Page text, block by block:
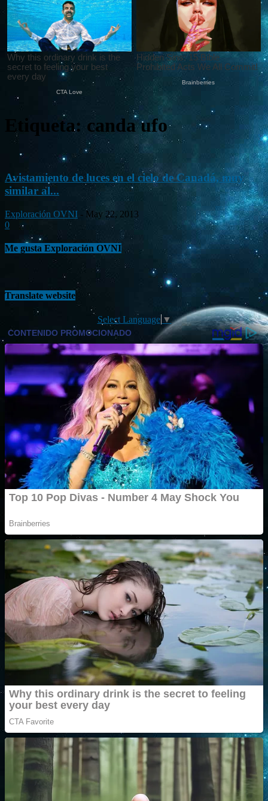
Etiqueta: canda ufo
Avistamiento de luces en el cielo de Canadá, muy
similar al...
Exploración OVNI - May 22, 2013
0
Me gusta Exploración OVNI
Translate website
Select Language ▼